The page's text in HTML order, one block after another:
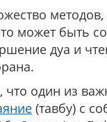
может быть
дуа и
что один из
(тавбу) с